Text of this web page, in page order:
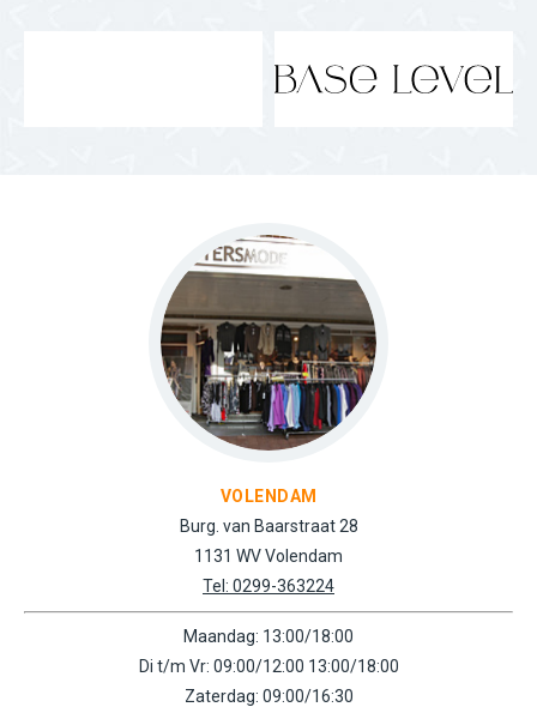
VOLENDAM
Burg. van Baarstraat 28
1131 WV Volendam
Tel: 0299-363224
Maandag: 13:00/18:00
Di t/m Vr: 09:00/12:00 13:00/18:00
Zaterdag: 09:00/16:30